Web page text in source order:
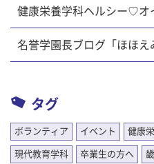
健康栄養学科ヘルシー♡オ
名誉学園長ブログ「ほほえ
タグ
ボランティア イベント 健康
現代教育学科 卒業生の方へ